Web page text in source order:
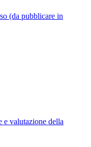
(da pubblicare in
e valutazione della